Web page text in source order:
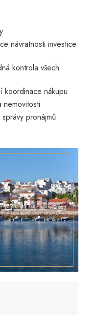
návratnosti investice
kontrola všech
koordinace nákupu
pronájmů